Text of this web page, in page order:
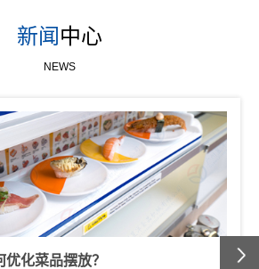
新闻 中心
NEWS
优化菜品摆放？